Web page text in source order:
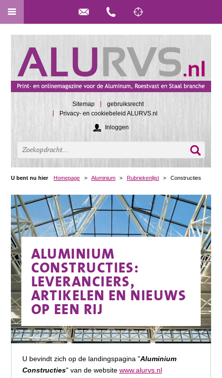
Sitemap
gebruiksrecht
Privacy- en cookiebeleid ALURVS.nl
Inloggen
U bent nu hier Homepage > Aluminium > Rubriekenlijst > Constructies
ALUMINIUM
CONSTRUCTIES:
LEVERANCIERS,
ARTIKELEN EN NIEUWS
OP EEN RIJ
U bevindt zich op de landingspagina "Aluminium
Constructies" van de website www.alurvs.nl